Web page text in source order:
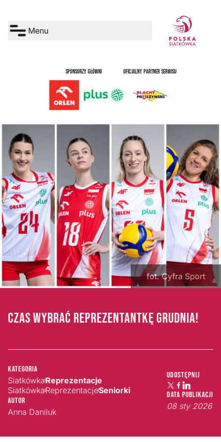
Menu
SPONSORZY GŁÓWNI OFICJALNY PARTNER SERWISU
fot. Cyfra Sport
CZAS WYBRAĆ REPREZENTANTKĘ GRUDNIA!
Kategoria
SiatkówkaReprezentacje
SiatkówkaReprezentacjeSeniorki
Autor
Anna Daniluk
Udostępnij
Data publikacji
08 sty 2026